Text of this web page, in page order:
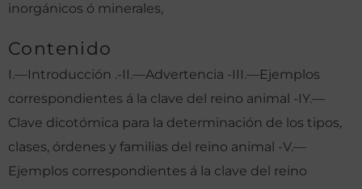
inorgánicos ó minerales,
Contenido
I.—Introducción .-II.—Advertencia -III.—Ejemplos
correspondientes á la clave del reino animal -IY.—
Clave dicotómica para la determinación de los tipos,
clases, órdenes y familias del reino animal -V.—
Ejemplos correspondientes á la clave del reino